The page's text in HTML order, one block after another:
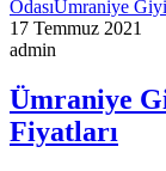
OdasıÜmraniye
17 Temmuz 2021
admin
Ümraniye
Fiyatları